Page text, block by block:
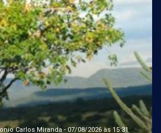
Carlos Miranda - 07/08/2026 às 15:31